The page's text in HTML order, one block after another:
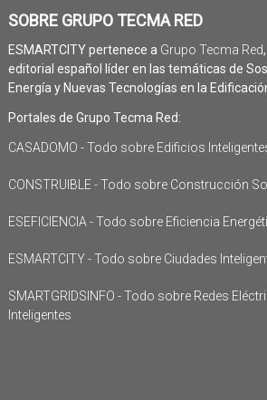
SOBRE GRUPO TECMA RED
ESMARTCITY pertenece a Grupo Tecma Red
editorial español líder en las temáticas de
Energía y Nuevas Tecnologías en la
Portales de Grupo Tecma Red:
CASADOMO - Todo sobre Edificios
CONSTRUIBLE - Todo sobre Construcción
ESEFICIENCIA - Todo sobre Eficiencia
ESMARTCITY - Todo sobre Ciudades
SMARTGRIDSINFO - Todo sobre Redes
Inteligentes